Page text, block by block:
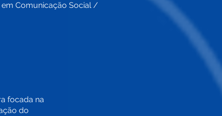
Comunicação Social /
focada na
do